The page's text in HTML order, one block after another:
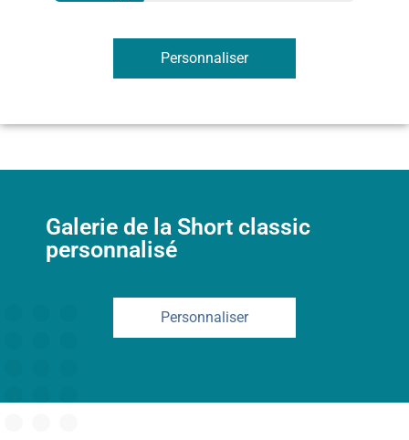
Personnaliser
Galerie de la Short classic
personnalisé
Personnaliser